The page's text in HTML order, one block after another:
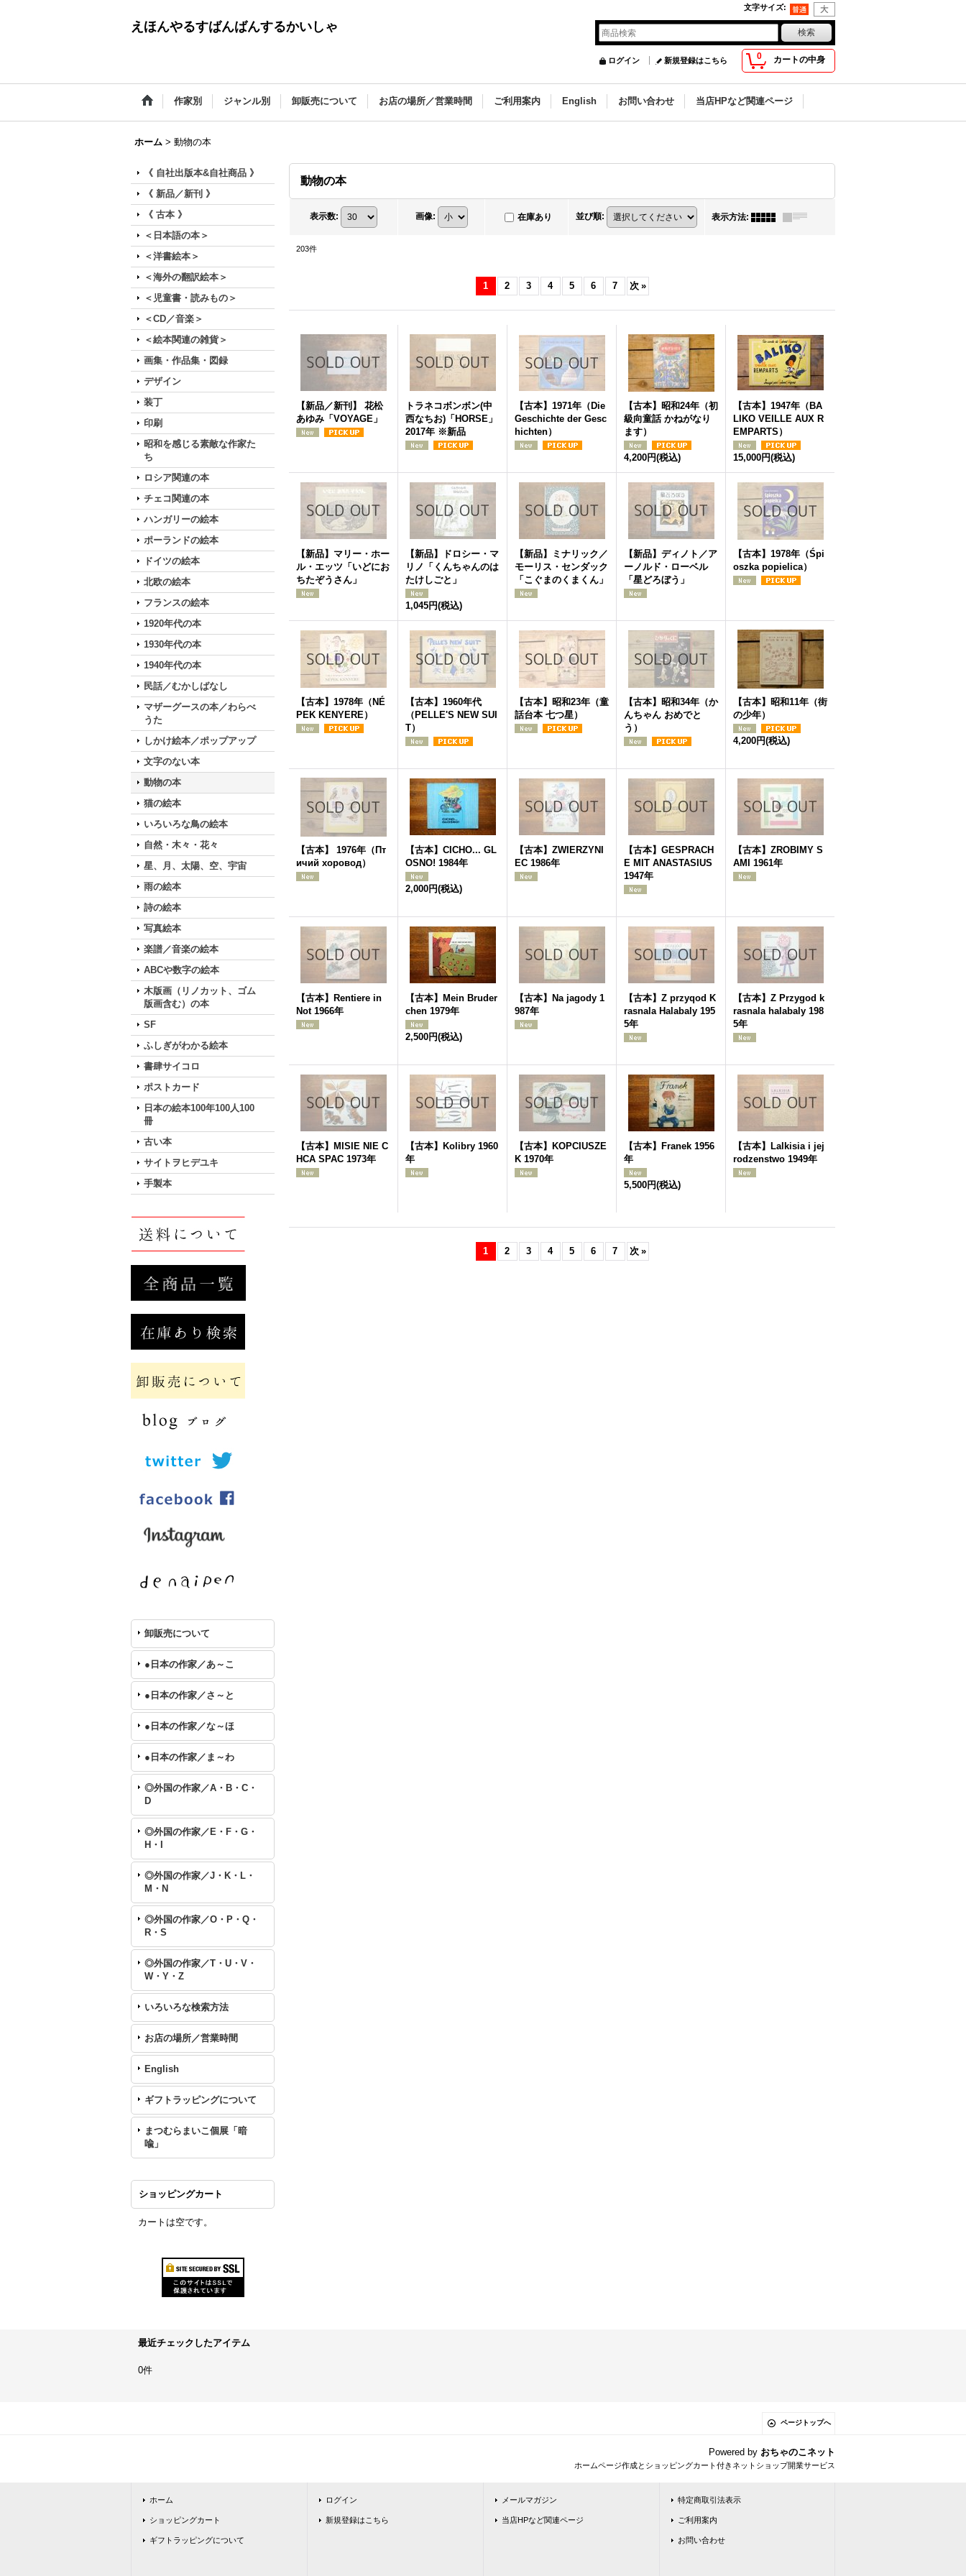
文字サイズ:
えほんやるすばんばんするかいしゃ
0 カートの中身
ログイン 新規登録はこちら
作家別 ジャンル別 卸販売について お店の場所／営業時間 ご利用案内 English お問い合わせ 当店HPなど関連ページ
ホーム > 動物の本
《 自社出版本&自社商品 》
《 新品／新刊 》
《 古本 》
＜日本語の本＞
＜洋書絵本＞
＜海外の翻訳絵本＞
＜児童書・読みもの＞
＜CD／音楽＞
＜絵本関連の雑貨＞
画集・作品集・図録
デザイン
装丁
印刷
昭和を感じる素敵な作家た
ち
ロシア関連の本
チェコ関連の本
ハンガリーの絵本
ポーランドの絵本
ドイツの絵本
北欧の絵本
フランスの絵本
1920年代の本
1930年代の本
1940年代の本
民話／むかしばなし
マザーグースの本／わらべ
うた
しかけ絵本／ポップアップ
文字のない本
動物の本
猫の絵本
いろいろな鳥の絵本
自然・木々・花々
星、月、太陽、空、宇宙
雨の絵本
詩の絵本
写真絵本
楽譜／音楽の絵本
ABCや数字の絵本
木版画（リノカット、ゴム
版画含む）の本
SF
ふしぎがわかる絵本
書肆サイコロ
ポストカード
日本の絵本100年100人100
冊
古い本
サイトヲヒデユキ
手製本
卸販売について
●日本の作家／あ～こ
●日本の作家／さ～と
●日本の作家／な～ほ
●日本の作家／ま～わ
◎外国の作家／A・B・C・
D
◎外国の作家／E・F・G・
H・I
◎外国の作家／J・K・L・
M・N
◎外国の作家／O・P・Q・
R・S
◎外国の作家／T・U・V・
W・Y・Z
いろいろな検索方法
お店の場所／営業時間
English
ギフトラッピングについて
まつむらまいこ個展「暗
喩」
ショッピングカート
カートは空です。
動物の本
表示数: 画像: 在庫あり 並び順: 表示方法:
203件
1 2 3 4 5 6 7 次 »
【新品／新刊】 花松
あゆみ「VOYAGE」
トラネコボンボン(中
西なちお)「HORSE」
2017年 ※新品
【古本】1971年（Die
Geschichte der Gesc
hichten）
【古本】昭和24年（初
級向童話 かねがなり
ます）
4,200円(税込)
【古本】1947年（BA
LIKO VEILLE AUX R
EMPARTS）
15,000円(税込)
【新品】マリー・ホー
ル・エッツ「いどにお
ちたぞうさん」
【新品】ドロシー・マ
リノ「くんちゃんのは
たけしごと」
1,045円(税込)
【新品】ミナリック／
モーリス・センダック
「こぐまのくまくん」
【新品】ディノト／ア
ーノルド・ローベル
「星どろぼう」
【古本】1978年（Śpi
oszka popielica）
【古本】1978年（NÉ
PEK KENYERE）
【古本】1960年代
（PELLE'S NEW SUI
T）
【古本】昭和23年（童
話台本 七つ星）
【古本】昭和34年（か
んちゃん おめでと
う）
【古本】昭和11年（街
の少年）
4,200円(税込)
【古本】 1976年（Пт
ичий хоровод）
【古本】CICHO... GL
OSNO! 1984年
2,000円(税込)
【古本】ZWIERZYNI
EC 1986年
【古本】GESPRACH
E MIT ANASTASIUS
1947年
【古本】ZROBIMY S
AMI 1961年
【古本】Rentiere in
Not 1966年
【古本】Mein Bruder
chen 1979年
2,500円(税込)
【古本】Na jagody 1
987年
【古本】Z przyqod K
rasnala Halabaly 195
5年
【古本】Z Przygod k
rasnala halabaly 198
5年
【古本】MISIE NIE C
HCA SPAC 1973年
【古本】Kolibry 1960
年
【古本】KOPCIUSZE
K 1970年
【古本】Franek 1956
年
5,500円(税込)
【古本】Lalkisia i jej
rodzenstwo 1949年
1 2 3 4 5 6 7 次 »
最近チェックしたアイテム
0件
ページトップへ
Powered by おちゃのこネット
ホームページ作成とショッピングカート付きネットショップ開業サービス
ホーム
ショッピングカート
ギフトラッピングについて
ログイン
新規登録はこちら
メールマガジン
当店HPなど関連ページ
特定商取引法表示
ご利用案内
お問い合わせ